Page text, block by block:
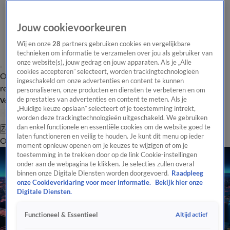
Overzicht Laatste nieuws Regionieuws Het beste van Hart
Tip de
redactie
Volg Hart van Nederland
Zoeken
OverzichtRegioUitzendingenWeerTip de redactiePanelVideo's
Jouw cookievoorkeuren
Wij en onze28 partners gebruiken cookies en vergelijkbare
technieken om informatie te verzamelen over jou als gebruiker van
onze website(s), jouw gedrag en jouw apparaten. Als je „Alle
cookies accepteren” selecteert, worden trackingtechnologieën
ingeschakeld om onze advertenties en content te kunnen
personaliseren, onze producten en diensten te verbeteren en om
de prestaties van advertenties en content te meten. Als je
„Huidige keuze opslaan” selecteert of je toestemming intrekt,
worden deze trackingtechnologieën uitgeschakeld. We gebruiken
dan enkel functionele en essentiële cookies om de website goed te
laten functioneren en veilig te houden. Je kunt dit menu op ieder
moment opnieuw openen om je keuzes te wijzigen of om je
toestemming in te trekken door op de link Cookie-instellingen
onder aan de webpagina te klikken. Je selecties zullen overal
binnen onze Digitale Diensten worden doorgevoerd. Raadpleeg
onze Cookieverklaring voor meer informatie.
Bekijk hier onze
Digitale Diensten.
Functioneel & Essentieel Altijd actief